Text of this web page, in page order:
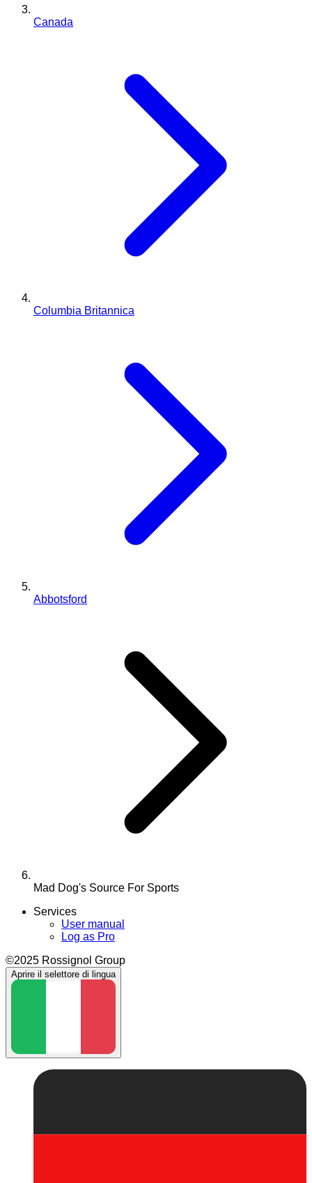
Canada
Columbia Britannica
Abbotsford
Mad Dog's Source For Sports
Services
User manual
Log as Pro
©2025 Rossignol Group
Aprire il selettore di lingua